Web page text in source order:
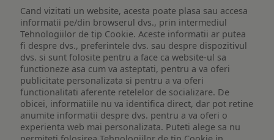
Cand vizitati un website, acesta poate plasa sau accesa
informatii pe/din browserul dvs., prin intermediul
Tehnologiilor de tip Cookie. Aceste informatii ar putea
fi despre dvs., preferintele dvs. sau despre dispozitivul
dvs. si sunt folosite pentru a face ca website-ul sa
functioneze asa cum va asteptati, pentru a va oferi
publicitate personalizata si pentru a va oferi
functionalitati aferente retelelor de socializare. De
obicei, informatiile nu va identifica direct, dar pot retine
anumite informatii despre dvs. pentru a va oferi o
experienta web mai personalizata. Puteti alege sa nu